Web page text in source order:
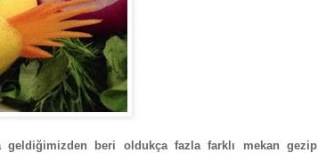
beri oldukça fazla farklı mekan gezip